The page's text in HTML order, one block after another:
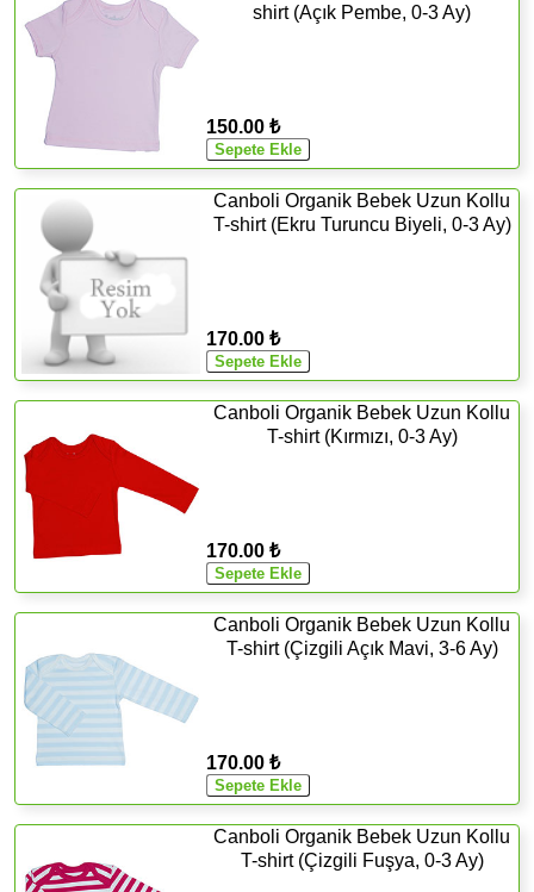
shirt (Açık Pembe, 0-3 Ay)
150.00 ₺
Canboli Organik Bebek Uzun Kollu
T-shirt (Ekru Turuncu Biyeli, 0-3 Ay)
170.00 ₺
Canboli Organik Bebek Uzun Kollu
T-shirt (Kırmızı, 0-3 Ay)
170.00 ₺
Canboli Organik Bebek Uzun Kollu
T-shirt (Çizgili Açık Mavi, 3-6 Ay)
170.00 ₺
Canboli Organik Bebek Uzun Kollu
T-shirt (Çizgili Fuşya, 0-3 Ay)